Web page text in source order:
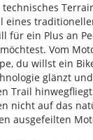
eines
für ein Plus an
Vom
du willst ein
glänzt
Trail
nicht auf das
ausgefeilten